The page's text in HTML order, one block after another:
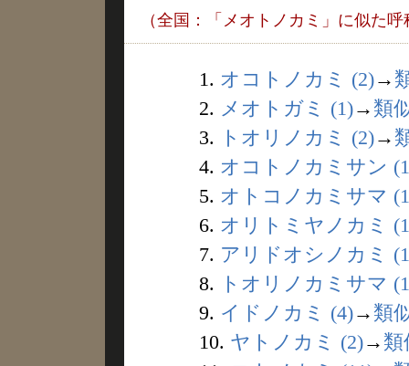
（全国：「メオトノカミ」に似た呼
1. オコトノカミ (2)→
2. メオトガミ (1)→ 類
3.
トオリノカミ (2)→
4. オコトノカミサン
5. オトコノカミサマ
6. オリトミヤノカミ
7. アリドオシノカミ
8.
トオリノカミサマ
9. イドノカミ (4)→ 類
10. ヤトノカミ (2)→ 類